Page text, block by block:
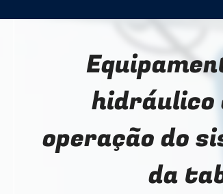
hidráulico
operação do
da